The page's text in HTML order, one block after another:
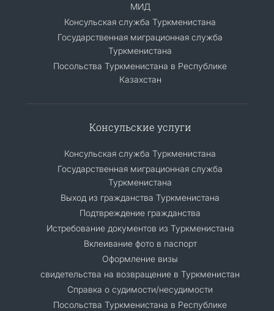
МИД
Консульская служба Туркменистана
Государственная миграционная служба
Туркменистана
Посольства Туркменистана в Республике
Казахстан
Консульские услуги
Консульская служба Туркменистана
Государственная миграционная служба
Туркменистана
Выход из гражданства Туркменистана
Подтвреждение гражданства
Истребование документов из Туркменистана
Вклеивание фото в паспорт
Оформление визы
свидетельства на возвращение в Туркменистан
Справка о судимости/несудимости
Посольства Туркменистана в Республике